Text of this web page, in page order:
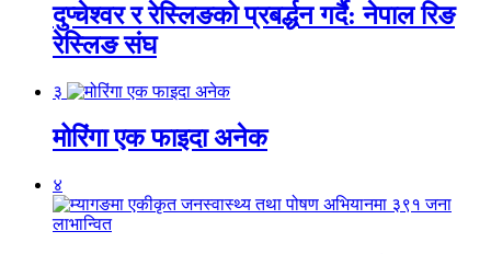
दुप्चेश्वर र रेस्लिङको प्रबर्द्धन गर्दै: नेपाल रिङ
रेस्लिङ संघ
३
मोरिंगा एक फाइदा अनेक
४